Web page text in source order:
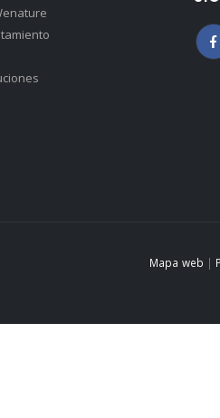
Mapa web |